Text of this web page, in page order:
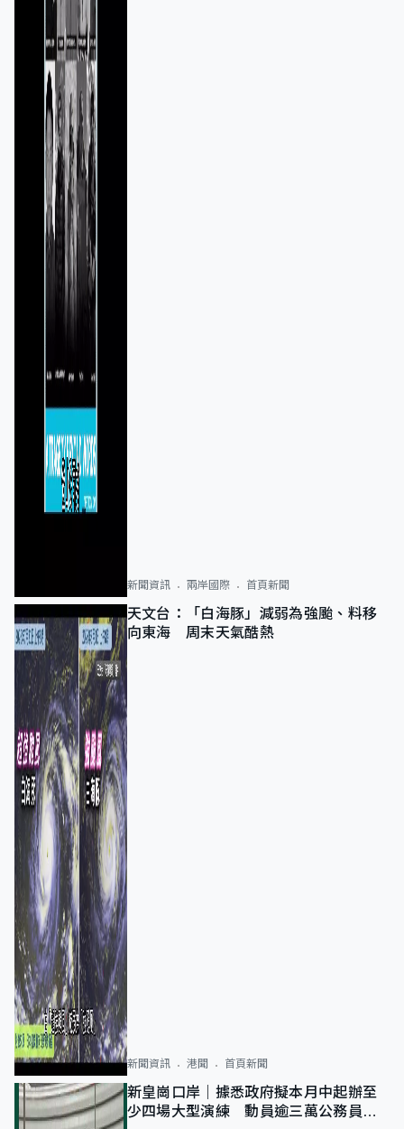
新聞資訊 兩岸國際 首頁新聞
天文台：「白海豚」減弱為強颱、料移
向東海 周末天氣酷熱
新聞資訊 港聞 首頁新聞
新皇崗口岸｜據悉政府擬本月中起辦至
少四場大型演練 動員逾三萬公務員人